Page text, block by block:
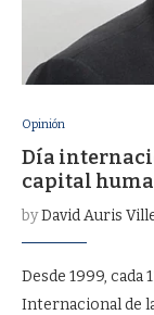
Opinión
Día
capital
byDavid Auris
Desde 1999, cada
Internacional de